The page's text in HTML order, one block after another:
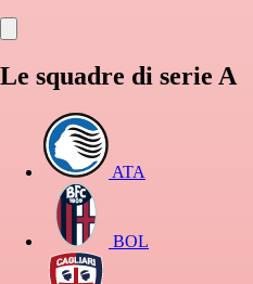
Le squadre di serie A
ATA
BOL